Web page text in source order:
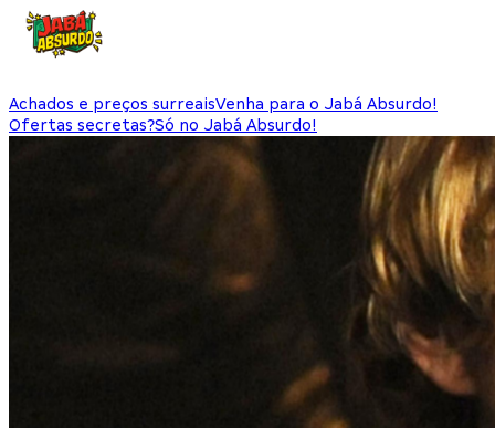
Achados e preços surreaisVenha para o Jabá Absurdo!
Ofertas secretas?Só no Jabá Absurdo!